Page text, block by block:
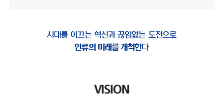
시대를 이끄는 혁신과 끊임없는 도전으로
인류의 미래를 개척한다
VISION